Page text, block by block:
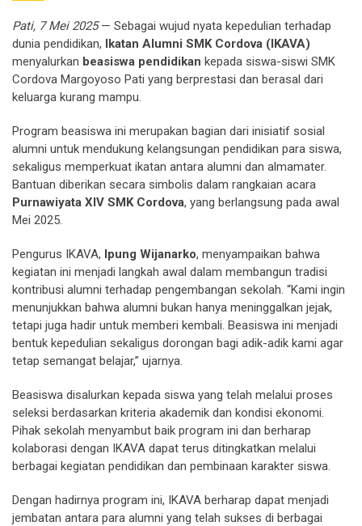
Pati, 7 Mei 2025— Sebagai wujud nyata kepedulian terhadap
dunia pendidikan, Ikatan Alumni SMK Cordova (IKAVA)
menyalurkan beasiswa pendidikan kepada siswa-siswi SMK
Cordova Margoyoso Pati yang berprestasi dan berasal dari
keluarga kurang mampu.
Program beasiswa ini merupakan bagian dari inisiatif sosial
alumni untuk mendukung kelangsungan pendidikan para siswa,
sekaligus memperkuat ikatan antara alumni dan almamater.
Bantuan diberikan secara simbolis dalam rangkaian acara
Purnawiyata XIV SMK Cordova, yang berlangsung pada awal
Mei 2025.
Pengurus IKAVA, Ipung Wijanarko, menyampaikan bahwa
kegiatan ini menjadi langkah awal dalam membangun tradisi
kontribusi alumni terhadap pengembangan sekolah. “Kami ingin
menunjukkan bahwa alumni bukan hanya meninggalkan jejak,
tetapi juga hadir untuk memberi kembali. Beasiswa ini menjadi
bentuk kepedulian sekaligus dorongan bagi adik-adik kami agar
tetap semangat belajar,” ujarnya.
Beasiswa disalurkan kepada siswa yang telah melalui proses
seleksi berdasarkan kriteria akademik dan kondisi ekonomi.
Pihak sekolah menyambut baik program ini dan berharap
kolaborasi dengan IKAVA dapat terus ditingkatkan melalui
berbagai kegiatan pendidikan dan pembinaan karakter siswa.
Dengan hadirnya program ini, IKAVA berharap dapat menjadi
jembatan antara para alumni yang telah sukses di berbagai